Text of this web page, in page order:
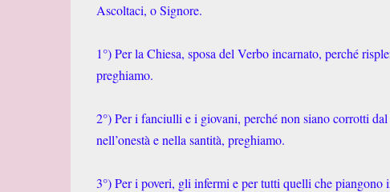
Ascoltaci, o Signore.
1°) Per la Chiesa, sposa del Verbo incarnato, perché
preghiamo.
2°) Per i fanciulli e i giovani, perché non siano corrotti
nell’onestà e nella santità, preghiamo.
3°) Per i poveri, gli infermi e per tutti quelli che